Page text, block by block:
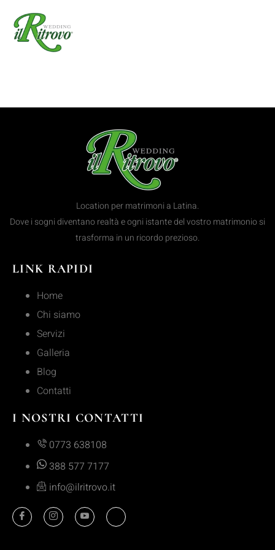
Location per matrimoni a Latina.
Dove i sogni diventano realtà e ogni istante del vostro matrimonio si
trasforma in un ricordo prezioso.
LINK RAPIDI
Home
Chi siamo
Servizi
Galleria
Blog
Contatti
I NOSTRI CONTATTI
0773 638108
388 577 7177
info@ilritrovo.it